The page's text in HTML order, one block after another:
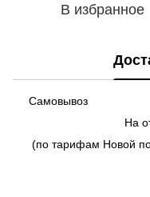
В избранное
На отделение
(по тарифам Новой